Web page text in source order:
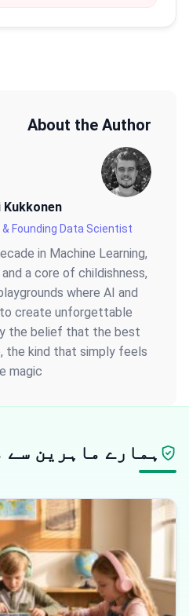
About the Author
Kukkonen
& Founding Data Scientist
in Machine Learning,
a core of childishness,
where AI and
create unforgettable
the belief that the best
the kind that simply feels
magic.
ہمارے ماہرین سے